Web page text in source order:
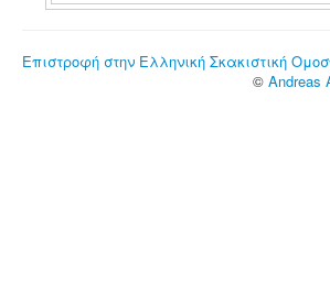
Επιστροφή στην Ελληνική Σκακιστική
© Andreas